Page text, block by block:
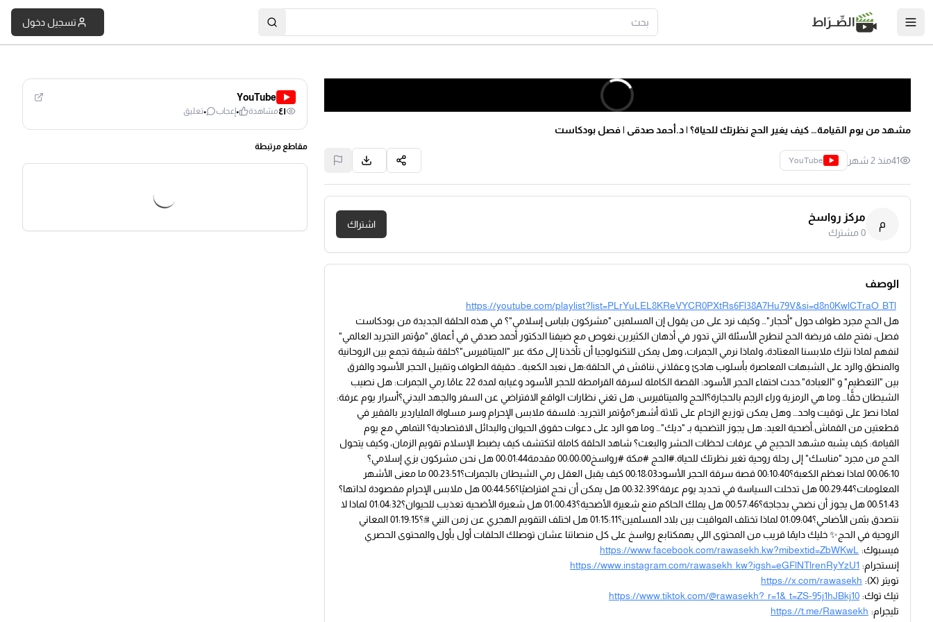
الصِّــرَاط تسجيل دخول
مشهد من يوم القيامة… كيف يغير الحج نظرتك للحياة؟ | د.أحمد صدقى | فصل بودكاست
41منذ 2 شهر YouTube
م
مركز رواسخ
0مشترك
اشتراك
الوصف
https://youtube.com/playlist?list=PLrYuLEL8KReVYCR0PXtRs6Fl38A7Hu79V&si=d8n0KwlCTraO_BTl
هل الحج مجرد طواف حول "أحجار"… وكيف نرد على من يقول إن المسلمين "مشركون بلباس إسلامي"؟ في هذه الحلقة الجديدة من بودكاست
فصل، نفتح ملف فريضة الحج لنطرح الأسئلة التي تدور في أذهان الكثيرين.نغوص مع ضيفنا الدكتور أحمد صدقي في أعماق "مؤتمر التجريد العالمي"
لنفهم لماذا نترك ملابسنا المعتادة، ولماذا نرمي الجمرات، وهل يمكن للتكنولوجيا أن تأخذنا إلى مكة عبر "الميتافيرس"؟حلقة شيقة تجمع بين الروحانية
والمنطق والرد على الشبهات المعاصرة بأسلوب هادئ وعقلاني.نناقش في الحلقة:هل نعبد الكعبة… حقيقة الطواف وتقبيل الحجر الأسود والفرق
بين "التعظيم" و "العبادة".حدث اختفاء الحجر الأسود: القصة الكاملة لسرقة القرامطة للحجر الأسود وغيابه لمدة 22 عامًا.رمي الجمرات: هل نصيب
الشيطان حقًّا… وما هي الرمزية وراء الرجم بالحجارة؟الحج والميتافيرس: هل تغني نظارات الواقع الافتراضي عن السفر والجهد البدني؟أسرار يوم عرفة:
لماذا نصرّ على توقيت واحد… وهل يمكن توزيع الزحام على ثلاثة أشهر؟مؤتمر التجريد: فلسفة ملابس الإحرام وسر مساواة الملياردير بالفقير في
قطعتين من القماش.أضحية العيد: هل يجوز التضحية بـ "ديك"… وما هو الرد على دعوات حقوق الحيوان والبدائل الاقتصادية؟ التماهي مع يوم
القيامة: كيف يشبه مشهد الحجيج في عرفات لحظات الحشر والبعث؟ شاهد الحلقة كاملة لتكتشف كيف يضبط الإسلام تقويم الزمان، وكيف يتحول
الحج من مجرد "مناسك" إلى رحلة روحية تغير نظرتك للحياة.#الحج #مكة #رواسخ00:00:00 مقدمة00:01:44 هل نحن مشركون بزي إسلامي؟
00:06:10 لماذا نعظم الكعبة؟00:10:40 قصة سرقة الحجر الأسود00:18:03 كيف يقبل العقل رمي الشيطان بالجمرات؟00:23:51 ما معنى الأشهر
المعلومات؟00:29:44 هل تدخلت السياسة في تحديد يوم عرفة؟00:32:39 هل يمكن أن نحج افتراضيًا؟00:44:56 هل ملابس الإحرام مقصودة لذاتها؟
00:51:43 هل يجوز أن نضحي بدجاجة؟00:57:46 هل يملك الحاكم منع شعيرة الأضحية؟01:00:43 هل شعيرة الأضحية تعذيب للحيوان؟01:04:32 لماذا لا
نتصدق بثمن الأضاحي؟01:09:04 لماذا تختلف المواقيت بين بلاد المسلمين؟01:15:11 هل اختلف التقويم الهجري عن زمن النبي ﷺ؟01:19:15 المعاني
الروحية في الحج✨ خليك دايمًا قريب من المحتوى اللي يهمكتابع رواسخ على كل منصاتنا عشان توصلك الحلقات أول بأول والمحتوى الحصري
فيسبوك: https://www.facebook.com/rawasekh.kw?mibextid=ZbWKwL
إنستجرام: https://www.instagram.com/rawasekh_kw?igsh=eGFlNTlrenRyYzU1
تويتر (X):
https://x.com/rawasekh
تيك توك: https://www.tiktok.com/@rawasekh?_r=1&_t=ZS-95j1hJBkj10
تليجرام: https://t.me/Rawasekh
YouTube
٤١مشاهدة ٠إعجاب ٠تعليق
مقاطع مرتبطة